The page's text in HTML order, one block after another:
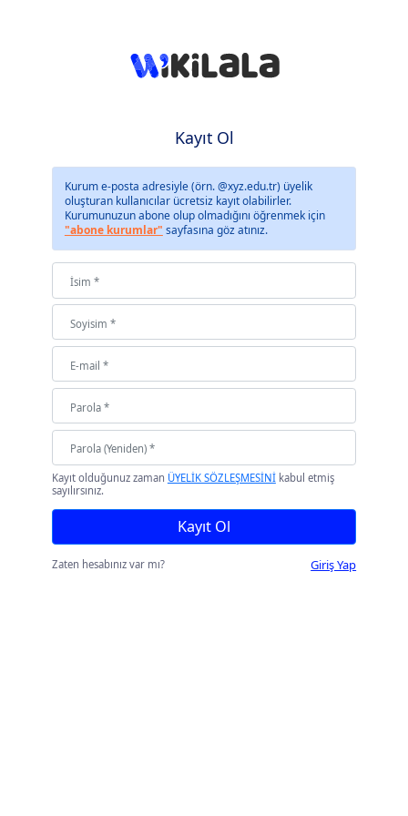
Kayıt Ol
Kurum e-posta adresiyle (örn. @xyz.edu.tr) üyelik
oluşturan kullanıcılar ücretsiz kayıt olabilirler.
Kurumunuzun abone olup olmadığını öğrenmek için
"abone kurumlar" sayfasına göz atınız.
Kayıt olduğunuz zaman ÜYELİK SÖZLEŞMESİNİkabul etmiş
sayılırsınız.
Kayıt Ol
Zaten hesabınız var mı? Giriş Yap